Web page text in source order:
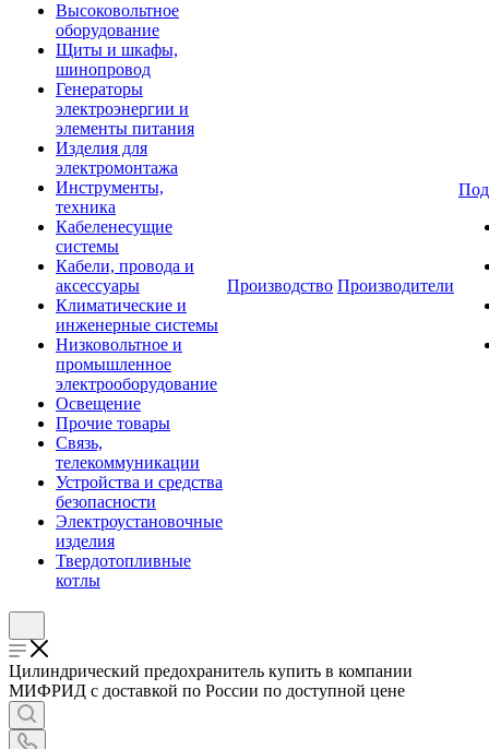
Высоковольтное
оборудование
Щиты и шкафы,
шинопровод
Генераторы
электроэнергии и
элементы питания
Изделия для
электромонтажа
Инструменты,
техника
Кабеленесущие
системы
Кабели, провода и
аксессуары
Климатические и
инженерные системы
Низковольтное и
промышленное
электрооборудование
Освещение
Прочие товары
Связь,
телекоммуникации
Устройства и средства
безопасности
Электроустановочные
изделия
Твердотопливные
котлы
Производство Производители
Цилиндрический предохранитель купить в компании
МИФРИД с доставкой по России по доступной цене